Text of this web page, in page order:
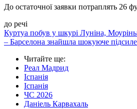
До остаточної заявки потраплять 26
до речі
Куртуа побув у шкурі Луніна,
– Барселона знайшла шокуюче
Читайте ще:
Реал Мадрид
Іспанія
Іспанія
ЧС 2026
Даніель Карвахаль